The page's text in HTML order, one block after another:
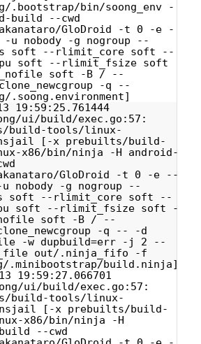
.bootstrap/bin/soong_env -
build --cwd
GloDroid -t 0 -e -
-u nobody -g nogroup --
soft --rlimit_core soft --
soft --rlimit_fsize soft
soft -B / --
-q --
.soong.environment]
19:59:25.761444
ui/build/exec.go:57:
build-tools/linux-
[-x prebuilts/build-
x86/bin/ninja -H android-
GloDroid -t 0 -e --
nobody -g nogroup --
soft --rlimit_core soft --
soft --rlimit_fsize soft -
soft -B / --
-q -- -d
-w dupbuild=err -j 2 --
out/.ninja_fifo -f
.minibootstrap/build.ninja]
19:59:27.066701
ui/build/exec.go:57:
build-tools/linux-
nsjail [-x prebuilts/build-
x86/bin/ninja -H
--cwd